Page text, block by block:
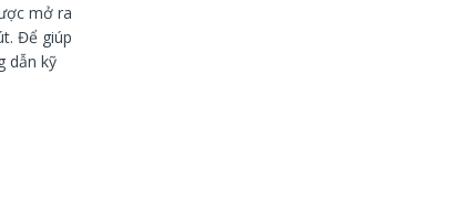
mở ra
Để giúp
dẫn kỹ